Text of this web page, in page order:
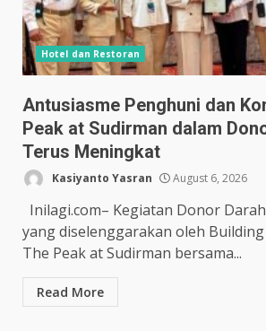
Hotel dan Restoran
Antusiasme Penghuni dan
Peak at Sudirman dalam
Terus Meningkat
Kasiyanto Yasran August 6, 2026
Inilagi.com– Kegiatan Donor
yang diselenggarakan oleh
The Peak at Sudirman bersama...
Read More